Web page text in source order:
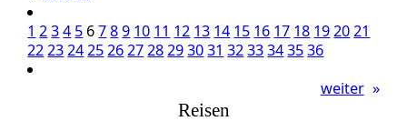
1 234 5 6789 10 11 12 13 14 15 16 17 18 192021
22232425262728293031 3233343536
weiter »
Reisen